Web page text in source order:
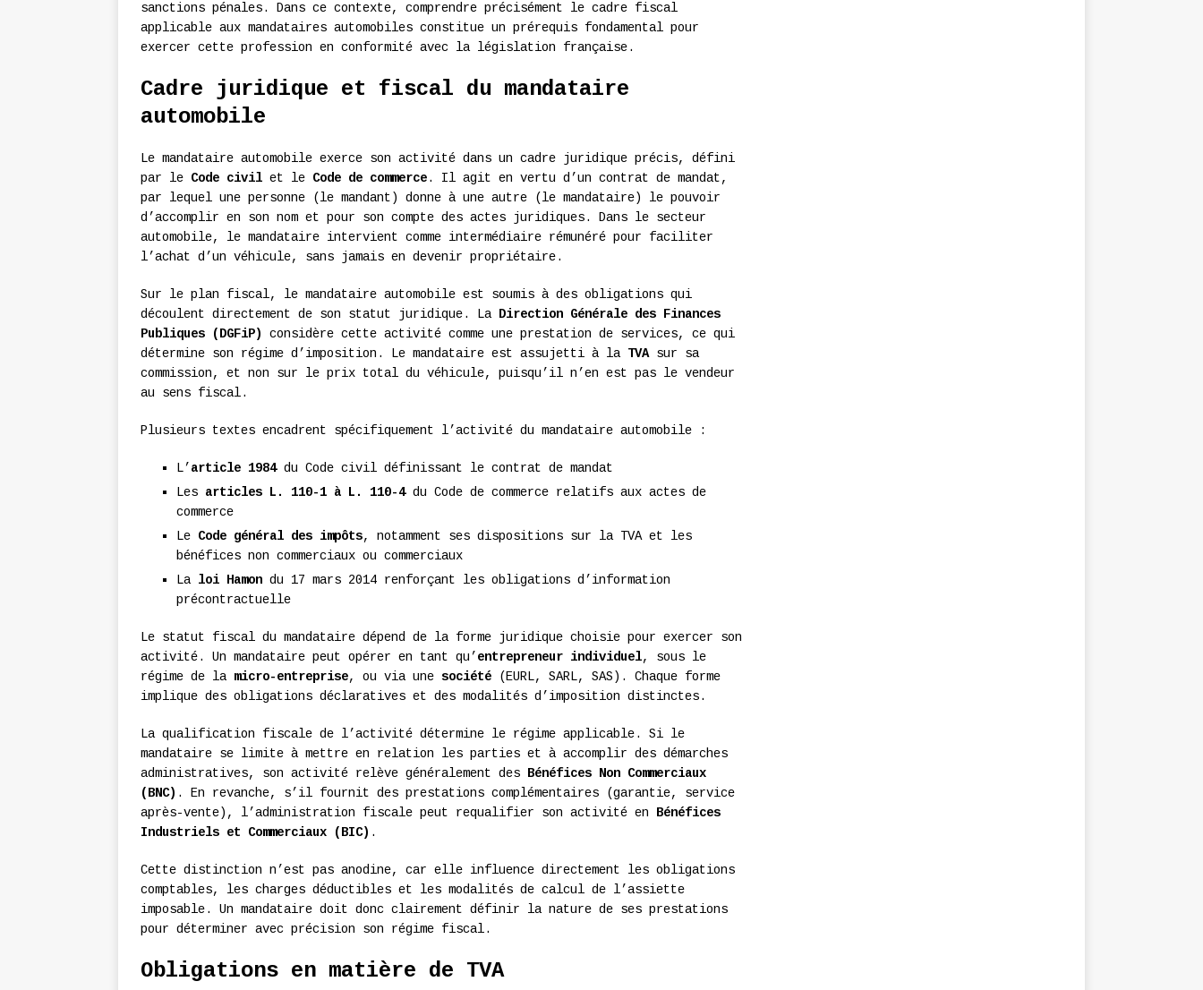
sanctions pénales. Dans ce contexte, comprendre précisément le cadre fiscal
applicable aux mandataires automobiles constitue un prérequis fondamental pour
exercer cette profession en conformité avec la législation française.
Cadre juridique et fiscal du mandataire
automobile
Le mandataire automobile exerce son activité dans un cadre juridique précis, défini
par le Code civil et le Code de commerce. Il agit en vertu d’un contrat de mandat,
par lequel une personne (le mandant) donne à une autre (le mandataire) le pouvoir
d’accomplir en son nom et pour son compte des actes juridiques. Dans le secteur
automobile, le mandataire intervient comme intermédiaire rémunéré pour faciliter
l’achat d’un véhicule, sans jamais en devenir propriétaire.
Sur le plan fiscal, le mandataire automobile est soumis à des obligations qui
découlent directement de son statut juridique. La
Direction Générale des Finances
Publiques (DGFiP)
considère cette activité comme une prestation de services, ce qui
détermine son régime d’imposition. Le mandataire est assujetti à la TVAsur sa
commission, et non sur le prix total du véhicule, puisqu’il n’en est pas le vendeur
au sens fiscal.
Plusieurs textes encadrent spécifiquement l’activité du mandataire automobile :
L’ article 1984du Code civil définissant le contrat de mandat
Les articles L. 110-1 à L. 110-4du Code de commerce relatifs aux actes de
commerce
Le Code général des impôts, notamment ses dispositions sur la TVA et les
bénéfices non commerciaux ou commerciaux
La loi Hamon du 17 mars 2014 renforçant les obligations d’information
précontractuelle
Le statut fiscal du mandataire dépend de la forme juridique choisie pour exercer son
activité. Un mandataire peut opérer en tant qu’ entrepreneur individuel, sous le
régime de la micro-entreprise, ou via une société (EURL, SARL, SAS). Chaque forme
implique des obligations déclaratives et des modalités d’imposition distinctes.
La qualification fiscale de l’activité détermine le régime applicable. Si le
mandataire se limite à mettre en relation les parties et à accomplir des démarches
administratives, son activité relève généralement des
Bénéfices Non Commerciaux
(BNC) . En revanche, s’il fournit des prestations complémentaires (garantie, service
après-vente), l’administration fiscale peut requalifier son activité en
Bénéfices
Industriels et Commerciaux (BIC) .
Cette distinction n’est pas anodine, car elle influence directement les obligations
comptables, les charges déductibles et les modalités de calcul de l’assiette
imposable. Un mandataire doit donc clairement définir la nature de ses prestations
pour déterminer avec précision son régime fiscal.
Obligations en matière de TVA